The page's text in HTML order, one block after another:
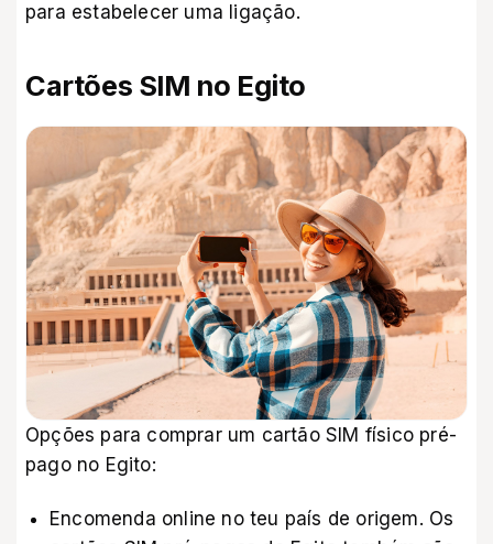
para estabelecer uma ligação.
Cartões SIM no Egito
Opções para comprar um cartão SIM físico pré-
pago no Egito:
Encomenda online no teu país de origem. Os